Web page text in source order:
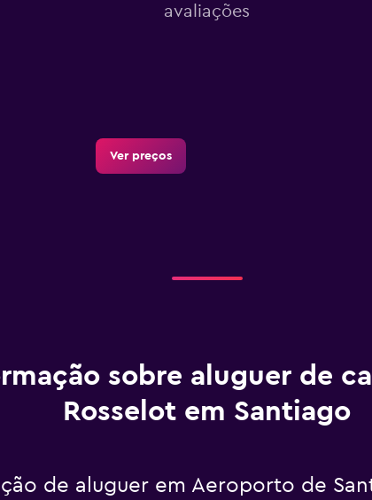
avaliações
Ver preços
sobre aluguer de
Rosselot em Santiago
de aluguer em Aeroporto de